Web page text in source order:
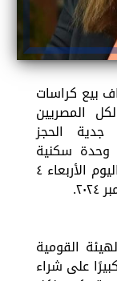
بيع كراسات
المصريين
الحجز
وحدة سكنية
ضمن إعلان المبادرة، وذلك ابتداءً من اليوم الأربعاء ٤
القومية
على شراء